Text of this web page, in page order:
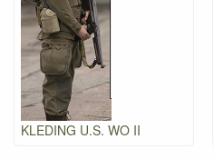
KLEDING U.S. WO II